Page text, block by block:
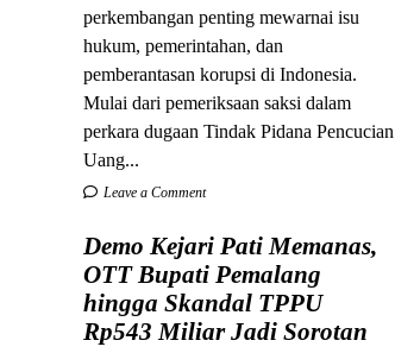
perkembangan penting mewarnai isu
hukum, pemerintahan, dan
pemberantasan korupsi di Indonesia.
Mulai dari pemeriksaan saksi dalam
perkara dugaan Tindak Pidana Pencucian
Uang...
Leave a Comment
Demo Kejari Pati Memanas,
OTT Bupati Pemalang
hingga Skandal TPPU
Rp543 Miliar Jadi Sorotan